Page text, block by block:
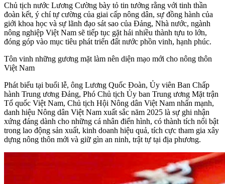
Chủ tịch nước Lương Cường bày tỏ tin tưởng rằng với tinh thần
đoàn kết, ý chí tự cường của giai cấp nông dân, sự đồng hành của
giới khoa học và sự lãnh đạo sát sao của Đảng, Nhà nước, ngành
nông nghiệp Việt Nam sẽ tiếp tục gặt hái nhiều thành tựu to lớn,
đóng góp vào mục tiêu phát triển đất nước phồn vinh, hạnh phúc.
Tôn vinh những gương mặt làm nên diện mạo mới cho nông thôn
Việt Nam
Phát biểu tại buổi lễ, ông Lương Quốc Đoàn, Ủy viên Ban Chấp
hành Trung ương Đảng, Phó Chủ tịch Ủy ban Trung ương Mặt trận
Tổ quốc Việt Nam, Chủ tịch Hội Nông dân Việt Nam nhấn mạnh,
danh hiệu Nông dân Việt Nam xuất sắc năm 2025 là sự ghi nhận
xứng đáng dành cho những cá nhân điển hình, có thành tích nổi bật
trong lao động sản xuất, kinh doanh hiệu quả, tích cực tham gia xây
dựng nông thôn mới và giữ gìn an ninh, trật tự tại địa phương.